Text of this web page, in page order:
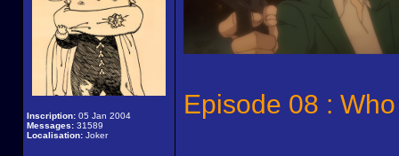
Inscription: 05 Jan 2004
Messages: 31589
Localisation: Joker
Episode 08 :